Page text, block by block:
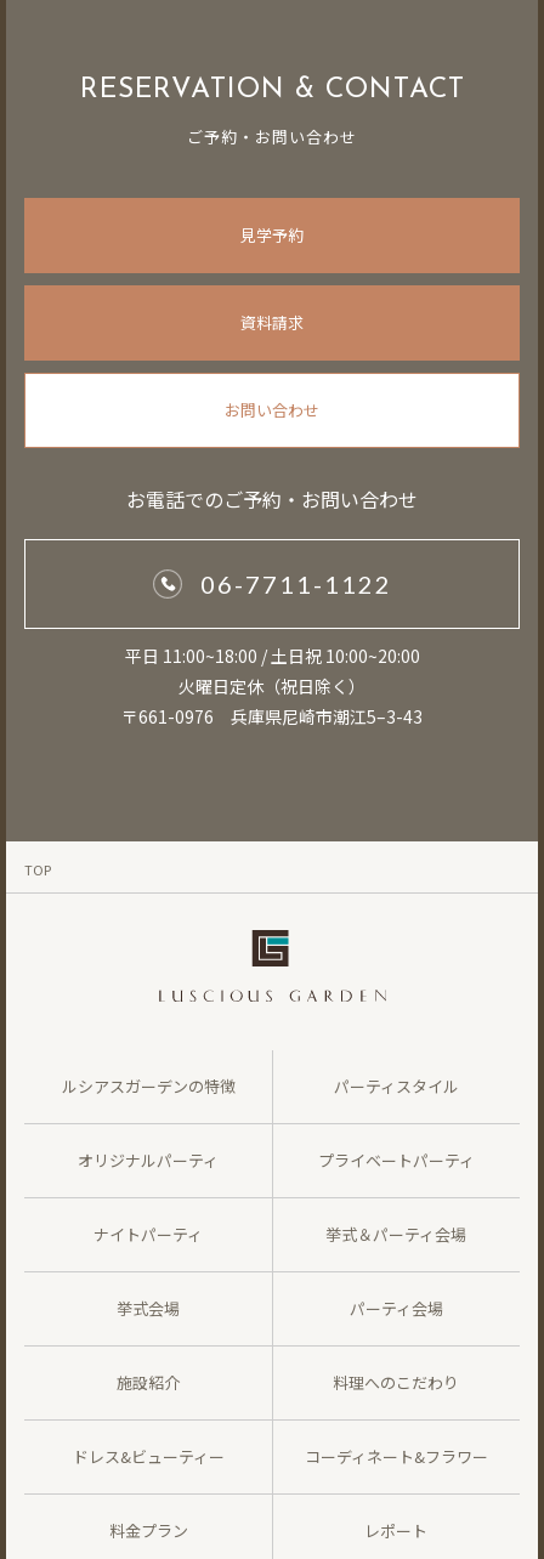
RESERVATION & CONTACT
ご予約・お問い合わせ
見学予約
資料請求
お問い合わせ
お電話でのご予約・お問い合わせ
06-7711-1122
平日 11:00~18:00 / 土日祝 10:00~20:00
火曜日定休（祝日除く）
〒661-0976 兵庫県尼崎市潮江5–3-43
TOP
ルシアスガーデンの特徴 パーティスタイル
オリジナルパーティ プライベートパーティ
ナイトパーティ 挙式＆パーティ会場
挙式会場 パーティ会場
施設紹介 料理へのこだわり
ドレス&ビューティー コーディネート&フラワー
料金プラン レポート